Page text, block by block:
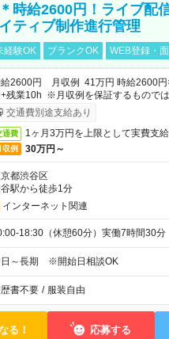
時給2600円！ライブ配
ティブ制作進行管理
経験OK ブランクOK WEB登録・
2600円 月収例 41万円 時給2600円
残業10h ※月収例を保証するもので
取りサービス利用可（利用条件有）
交通費別途支給あり
通費 1ヶ月3万円を上限として実費支給
収例 30万円～
都渋谷区
駅から徒歩1分
インターネット関連
18:30（休憩60分）実働7時間30分
日～長期 ※開始日相談OK
書不要 / 服装自由
る！ 応募する